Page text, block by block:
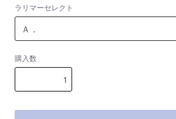
ラリマーセレクト
購入数